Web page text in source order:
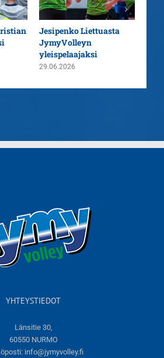
Jesipenko Liettuasta
JymyVolleyn
yleispelaajaksi
29.06.2026
YHTEYSTIEDOT
Länsitie 30,
60550 NURMO
info@jymyvolley.fi